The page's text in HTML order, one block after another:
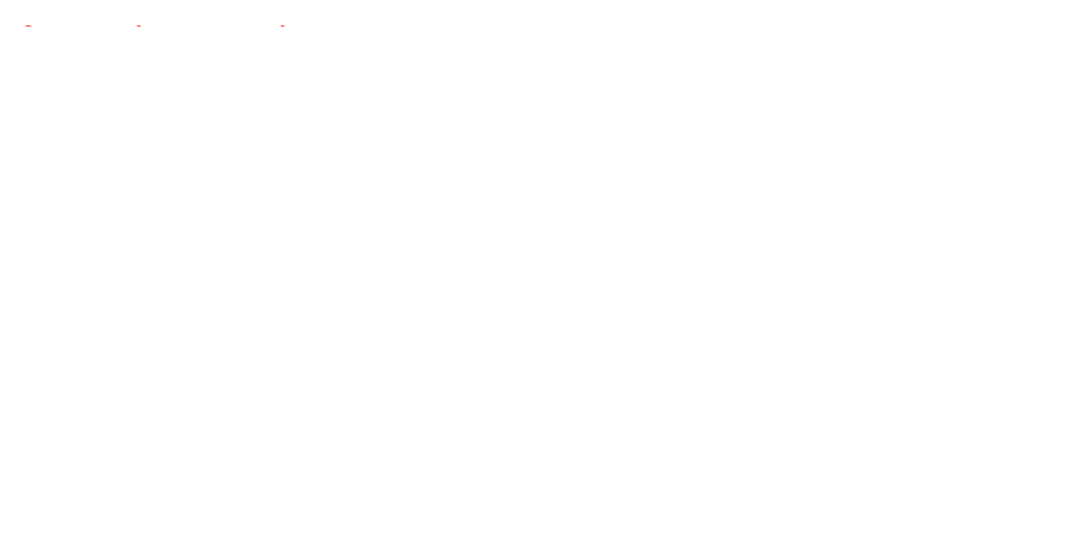
de Juanlu
del Granada CF
de 420 millones por el club
el ataque nervionense
de un inválido Consejo
antes del cierre
con el Genoa
campo sevillista